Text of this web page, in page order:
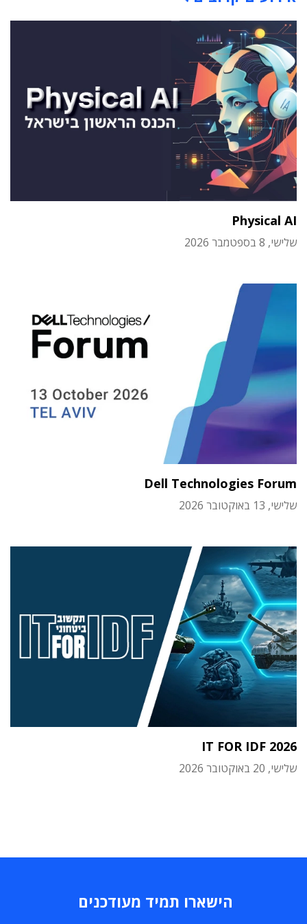
Physical AI
שלישי, 8 בספטמבר 2026
Dell Technologies Forum
שלישי, 13 באוקטובר 2026
IT FOR IDF 2026
שלישי, 20 באוקטובר 2026
הישארו תמיד מעודכנים